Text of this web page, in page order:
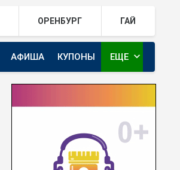
ОРЕНБУРГ ГАЙ
АФИША КУПОНЫ
ТЕЛЕКАНАЛ ЕВРАЗИЯ
ЕЩЕ expand_more